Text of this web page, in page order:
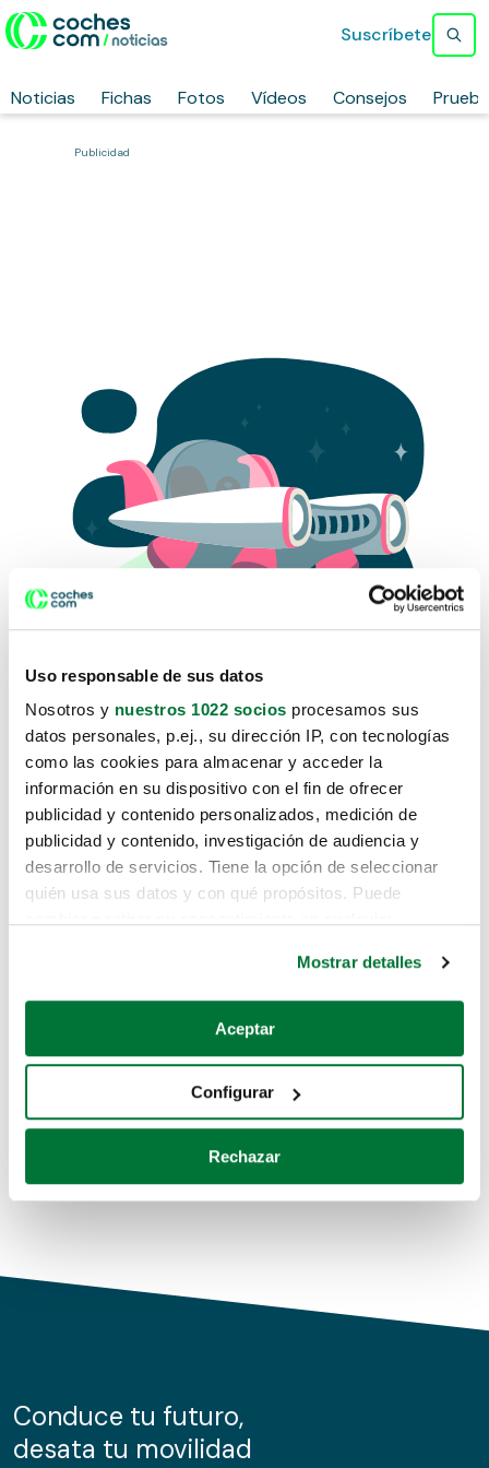
Uso responsable de sus datos
Nosotros y nuestros 1022 socios procesamos sus
datos personales, p.ej., su dirección IP, con tecnologías
como las cookies para almacenar y acceder la
información en su dispositivo con el fin de ofrecer
publicidad y contenido personalizados, medición de
publicidad y contenido, investigación de audiencia y
desarrollo de servicios. Tiene la opción de seleccionar
quién usa sus datos y con qué propósitos. Puede
Si lo permite, también quisiéramos:
Recopilar información sobre su ubicación geográfica
Identificar su dispositivo analizándolo activamente
para buscar características específicas (huellas
Obtenga más información sobre cómo se procesan sus
de cookies.
información sobre el uso que haga del sitio web con
nuestros partners de redes sociales, publicidad y análisis
Mostrar detalles
Aceptar
Configurar
Rechazar
Noticias Fichas Fotos Vídeos Consejos
Suscríbete
Publicidad
Lo sentimos, no sabemos como
te hemos traido hasta aquí.
Pero puedes encontrar el coche que estás
buscando en alguno de estos enlaces:
Coches de segunda mano
Coches de km0
Conduce tu futuro,
desata tu movilidad